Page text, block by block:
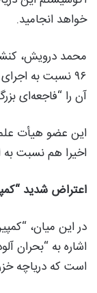
خواهد انجامید.
محمد درویش،
۹۶ نسبت به
آن را “فاجعه‌ای
این عضو هیأت
اخیرا هم نسبت
اعتراض شدید
در این میان،
اشاره به “بحران
است که دریاچه